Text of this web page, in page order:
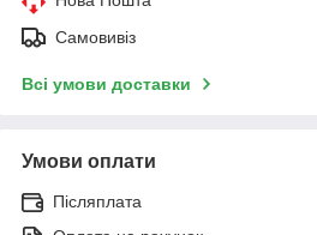
Самовивіз
Всі умови доставки
Умови оплати
Післяплата